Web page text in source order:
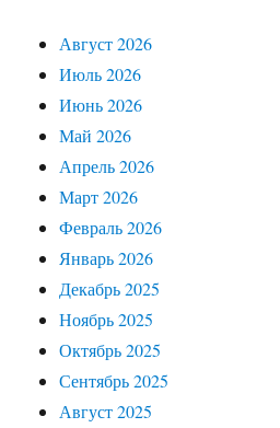
Август 2026
Июль 2026
Июнь 2026
Май 2026
Апрель 2026
Март 2026
Февраль 2026
Январь 2026
Декабрь 2025
Ноябрь 2025
Октябрь 2025
Сентябрь 2025
Август 2025